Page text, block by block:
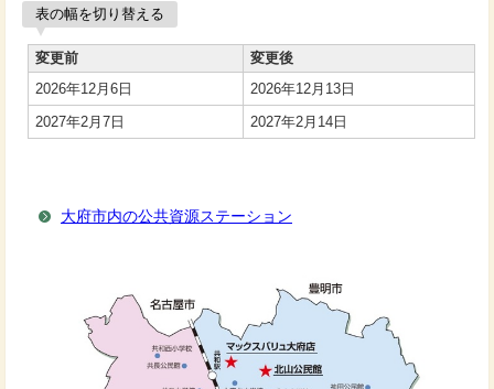
表の幅を切り替える
変更前
変更後
2026年12月6日
2026年12月13日
2027年2月7日
2027年2月14日
大府市内の公共資源ステーション